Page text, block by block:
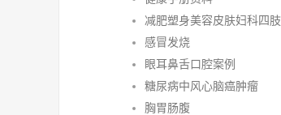
减肥塑身美容皮肤妇科四肢
感冒发烧
眼耳鼻舌口腔案例
糖尿病中风心脑癌肿瘤
胸胃肠腹